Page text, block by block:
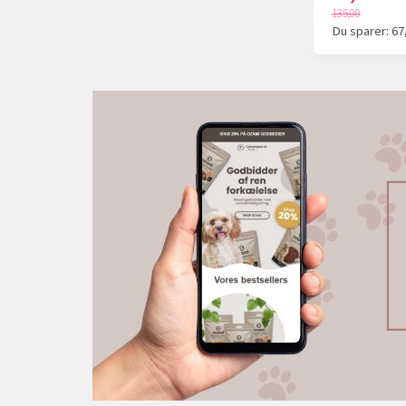
135,00
Du sparer: